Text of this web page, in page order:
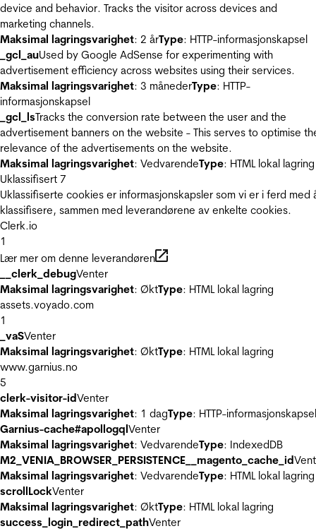
device and behavior. Tracks the visitor across devices and
marketing channels.
Maksimal lagringsvarighet: 2 årType: HTTP-informasjonskapsel
_gcl_auUsed by Google AdSense for experimenting with
advertisement efficiency across websites using their services.
Maksimal lagringsvarighet: 3 månederType: HTTP-
informasjonskapsel
_gcl_lsTracks the conversion rate between the user and the
advertisement banners on the website - This serves to optimise
relevance of the advertisements on the website.
Maksimal lagringsvarighet: VedvarendeType: HTML lokal lagring
Uklassifisert 7
Uklassifiserte cookies er informasjonskapsler som vi er i ferd med
klassifisere, sammen med leverandørene av enkelte cookies.
Clerk.io
1
Lær mer om denne leverandøren
__clerk_debugVenter
Maksimal lagringsvarighet: ØktType: HTML lokal lagring
assets.voyado.com
1
_vaSVenter
Maksimal lagringsvarighet: ØktType: HTML lokal lagring
www.garnius.no
5
clerk-visitor-idVenter
Maksimal lagringsvarighet: 1 dagType: HTTP-informasjonskapsel
Garnius-cache#apollogqlVenter
Maksimal lagringsvarighet: VedvarendeType: IndexedDB
M2_VENIA_BROWSER_PERSISTENCE__magento_cache_id
Maksimal lagringsvarighet: VedvarendeType: HTML lokal lagring
scrollLockVenter
Maksimal lagringsvarighet: ØktType: HTML lokal lagring
success_login_redirect_pathVenter